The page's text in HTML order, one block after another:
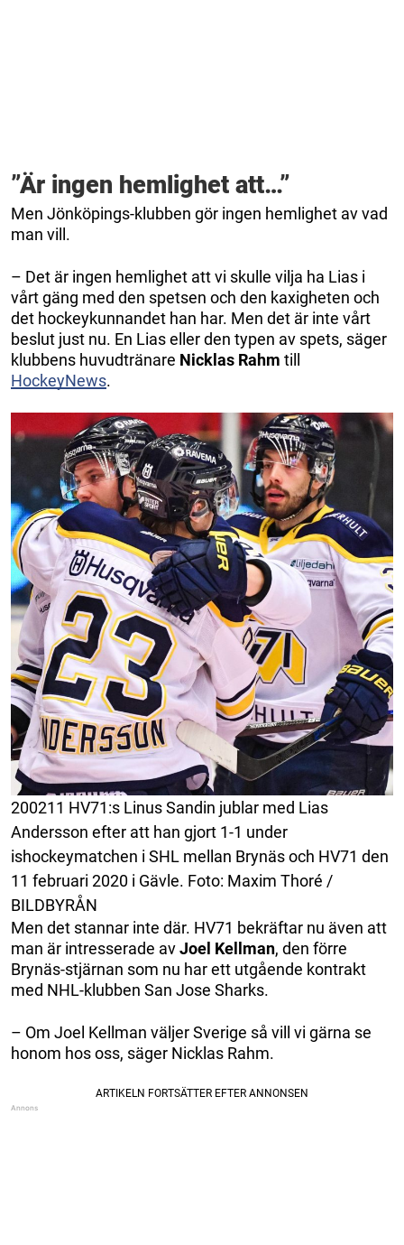
”Är ingen hemlighet att…”
Men Jönköpings-klubben gör ingen hemlighet av vad
man vill.
– Det är ingen hemlighet att vi skulle vilja ha Lias i
vårt gäng med den spetsen och den kaxigheten och
det hockeykunnandet han har. Men det är inte vårt
beslut just nu. En Lias eller den typen av spets, säger
klubbens huvudtränare Nicklas Rahm till
HockeyNews.
200211 HV71:s Linus Sandin jublar med Lias
Andersson efter att han gjort 1-1 under
ishockeymatchen i SHL mellan Brynäs och HV71 den
11 februari 2020 i Gävle. Foto: Maxim Thoré /
BILDBYRÅN
Men det stannar inte där. HV71 bekräftar nu även att
man är intresserade avJoel Kellman, den förre
Brynäs-stjärnan som nu har ett utgående kontrakt
med NHL-klubben San Jose Sharks.
– Om Joel Kellman väljer Sverige så vill vi gärna se
honom hos oss, säger Nicklas Rahm.